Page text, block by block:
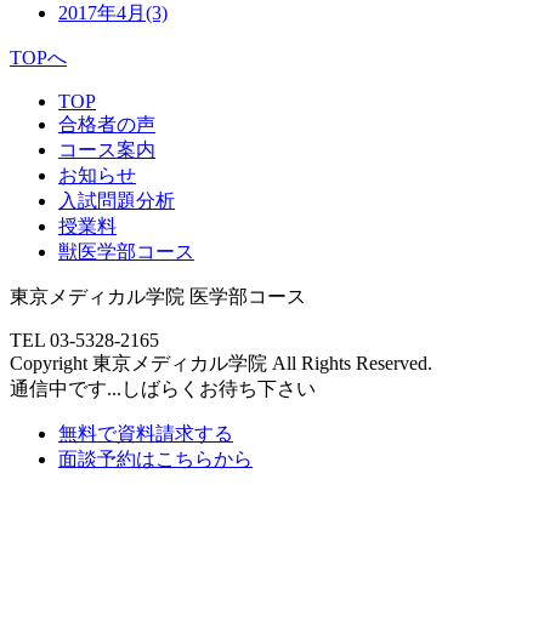
2017年4月 (3)
TOPへ
TOP
合格者の声
コース案内
お知らせ
入試問題分析
授業料
獣医学部コース
東京メディカル学院 医学部コース
TEL 03-5328-2165
Copyright 東京メディカル学院 All Rights Reserved.
通信中です...しばらくお待ち下さい
無料で資料請求する
面談予約はこちらから